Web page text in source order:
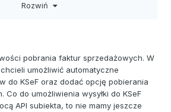
Rozwiń
pobrania faktur sprzedażowych. W
umożliwić automatyczne
do KSeF oraz dodać opcję pobierania
Co do umożliwienia wysyłki do KSeF
API subiekta, to nie mamy jeszcze